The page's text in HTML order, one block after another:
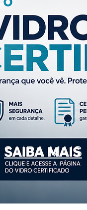
SAIBA MAIS